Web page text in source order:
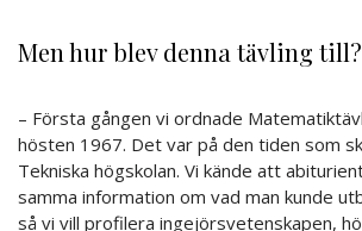
Men hur blev denna tävling till?
– Första gången vi ordnade
hösten 1967. Det var på den tiden som
Tekniska högskolan. Vi kände att
samma information om vad man kunde
så vi vill profilera ingejörsvetenskapen,